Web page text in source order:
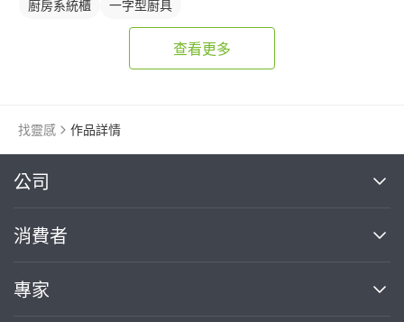
廚房系統櫃 一字型廚具
查看更多
找靈感 作品詳情
公司
關於我們
部落格
消費者
買服務
專家
繼續完成